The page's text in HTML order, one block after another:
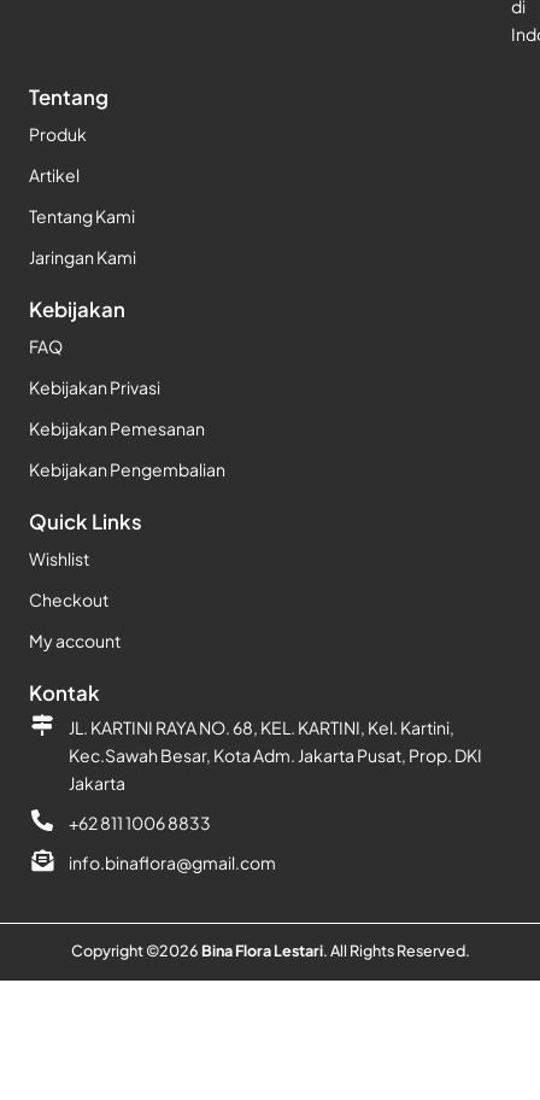
di
Tentang
Produk
Artikel
Tentang Kami
Jaringan Kami
Kebijakan
FAQ
Kebijakan Privasi
Kebijakan Pemesanan
Kebijakan Pengembalian
Quick Links
Wishlist
Checkout
My account
Kontak
JL. KARTINI RAYA NO. 68, KEL. KARTINI, Kel. Kartini,
Kec.Sawah Besar, Kota Adm. Jakarta Pusat, Prop. DKI
Jakarta
+62 811 1006 8833
info.binaflora@gmail.com
Copyright ©2026 Bina Flora Lestari. All Rights Reserved.